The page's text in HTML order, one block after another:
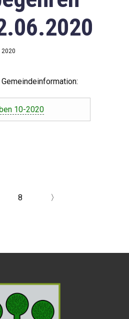
10-2020
8 〉